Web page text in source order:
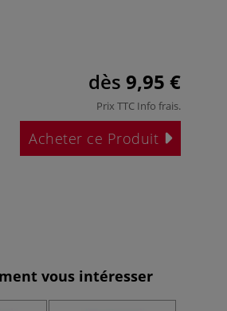
dès 9,95 €
Prix TTC Info frais.
Acheter ce Produit
vous intéresser